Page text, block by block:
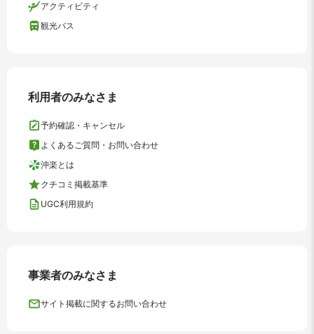
アクティビティ
観光バス
利用者のみなさま
予約確認・キャンセル
よくあるご質問・お問い合わせ
沖楽とは
クチコミ掲載基準
UGC利用規約
事業者のみなさま
サイト掲載に関するお問い合わせ